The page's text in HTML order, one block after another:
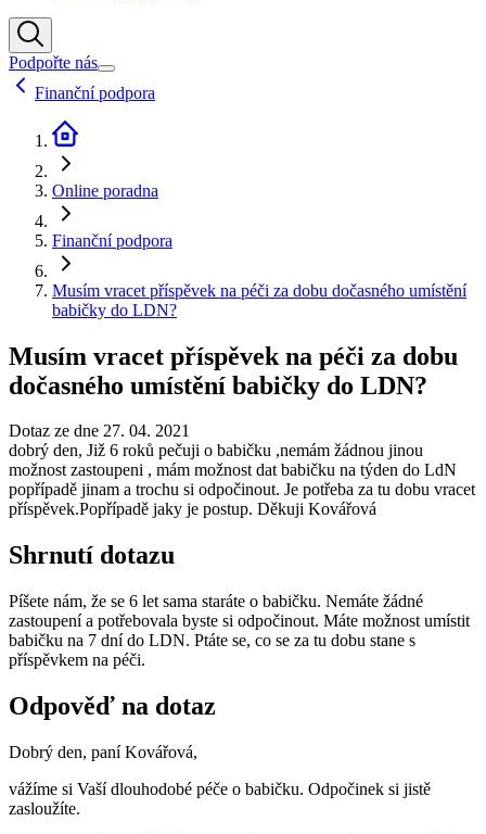
Podpořte nás
Finanční podpora
Online poradna
Finanční podpora
Musím vracet příspěvek na péči za dobu dočasného umístění
babičky do LDN?
Musím vracet příspěvek na péči za dobu
dočasného umístění babičky do LDN?
Dotaz ze dne 27. 04. 2021
dobrý den, Již 6 roků pečuji o babičku ,nemám žádnou jinou
možnost zastoupeni , mám možnost dat babičku na týden do LdN
popřípadě jinam a trochu si odpočinout. Je potřeba za tu dobu vracet
příspěvek.Popřípadě jaky je postup. Děkuji Kovářová
Shrnutí dotazu
Píšete nám, že se 6 let sama staráte o babičku. Nemáte žádné
zastoupení a potřebovala byste si odpočinout. Máte možnost umístit
babičku na 7 dní do LDN. Ptáte se, co se za tu dobu stane s
příspěvkem na péči.
Odpověď na dotaz
Dobrý den, paní Kovářová,
vážíme si Vaší dlouhodobé péče o babičku. Odpočinek si jistě
zasloužíte.